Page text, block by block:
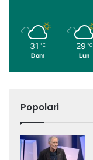
31 ℃
Dom
29 ℃
Lun
Popolari